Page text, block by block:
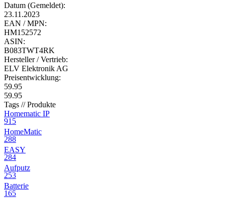
Datum (Gemeldet):
23.11.2023
EAN / MPN:
HM152572
ASIN:
B083TWT4RK
Hersteller / Vertrieb:
ELV Elektronik AG
Preisentwicklung:
59.95
59.95
Tags // Produkte
Homematic IP
915
HomeMatic
288
EASY
284
Aufputz
253
Batterie
165